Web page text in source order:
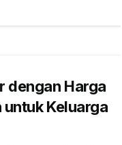
dengan Harga
Keluarga